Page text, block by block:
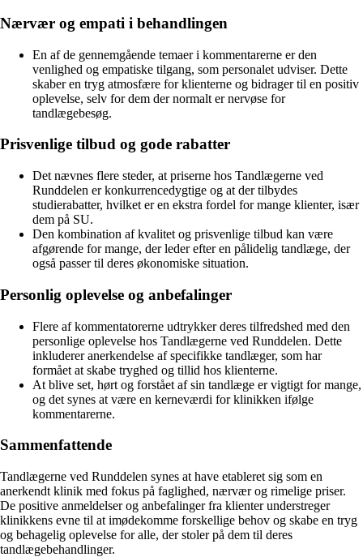
Nærvær og empati i behandlingen
En af de gennemgående temaer i kommentarerne er den
venlighed og empatiske tilgang, som personalet udviser. Dette
skaber en tryg atmosfære for klienterne og bidrager til en positiv
oplevelse, selv for dem der normalt er nervøse for
tandlægebesøg.
Prisvenlige tilbud og gode rabatter
Det nævnes flere steder, at priserne hos Tandlægerne ved
Runddelen er konkurrencedygtige og at der tilbydes
studierabatter, hvilket er en ekstra fordel for mange klienter, især
dem på SU.
Den kombination af kvalitet og prisvenlige tilbud kan være
afgørende for mange, der leder efter en pålidelig tandlæge, der
også passer til deres økonomiske situation.
Personlig oplevelse og anbefalinger
Flere af kommentatorerne udtrykker deres tilfredshed med den
personlige oplevelse hos Tandlægerne ved Runddelen. Dette
inkluderer anerkendelse af specifikke tandlæger, som har
formået at skabe tryghed og tillid hos klienterne.
At blive set, hørt og forstået af sin tandlæge er vigtigt for mange,
og det synes at være en kerneværdi for klinikken ifølge
kommentarerne.
Sammenfattende
Tandlægerne ved Runddelen synes at have etableret sig som en
anerkendt klinik med fokus på faglighed, nærvær og rimelige priser.
De positive anmeldelser og anbefalinger fra klienter understreger
klinikkens evne til at imødekomme forskellige behov og skabe en tryg
og behagelig oplevelse for alle, der stoler på dem til deres
tandlægebehandlinger.